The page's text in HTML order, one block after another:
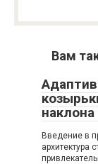
Вам
Введение в
архитектура